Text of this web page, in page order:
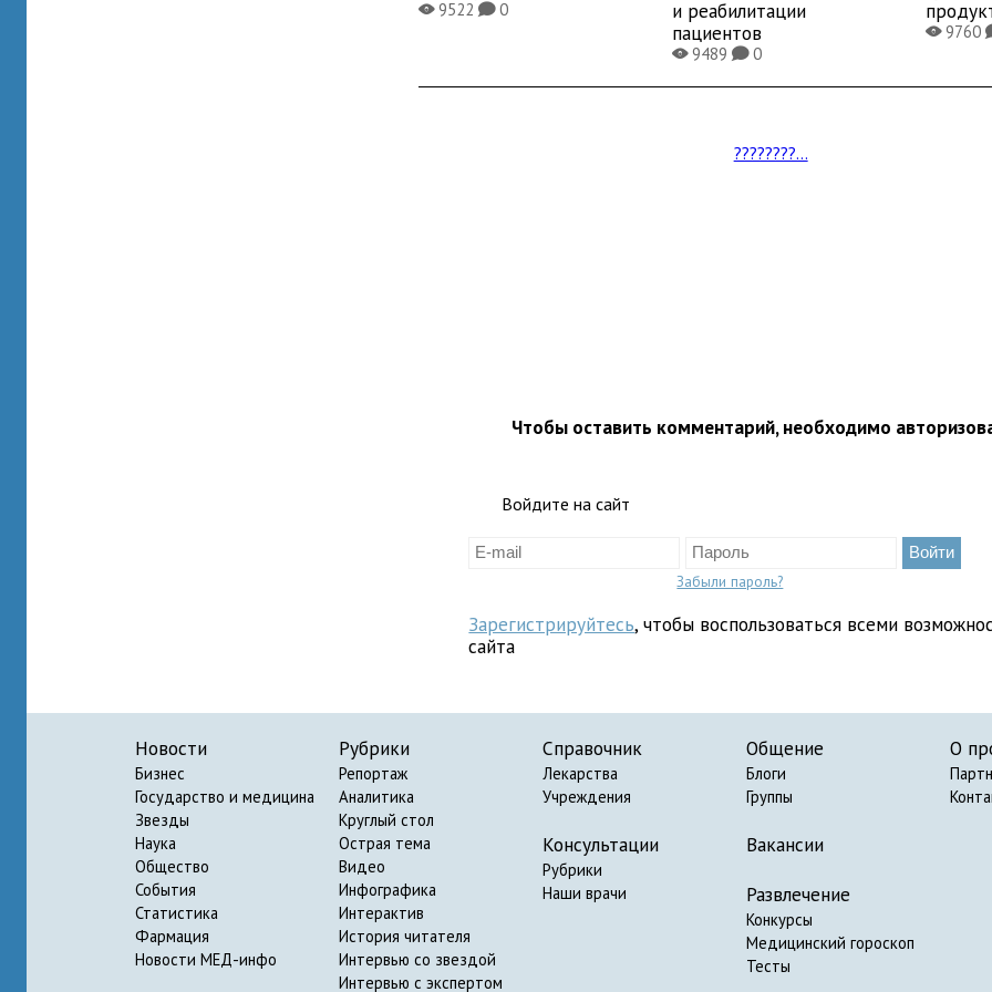
X9522K0
и реабилитации
пациентов
X9489K0
X9760
????????...
Чтобы оставить комментарий, необходимо
Войдите на сайт
Забыли пароль?
Зарегистрируйтесь, чтобы воспользоваться всеми
сайта
Новости
Бизнес
Государство и медицина
Звезды
Наука
Общество
События
Статистика
Фармация
Новости МЕД-инфо
Рубрики
Репортаж
Аналитика
Круглый стол
Острая тема
Видео
Инфографика
Интерактив
История читателя
Интервью со звездой
Интервью с экспертом
Справочник
Лекарства
Учреждения
Консультации
Рубрики
Наши врачи
Общение
Блоги
Группы
Вакансии
Развлечение
Конкурсы
Медицинский гороскоп
Тесты
О